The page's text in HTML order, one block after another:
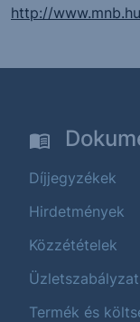
http://
Díjjegyzékek
Hirdetmények
Közzétételek
Üzletszabályzat
Termék és